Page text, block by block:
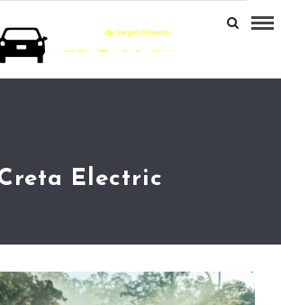
Electric